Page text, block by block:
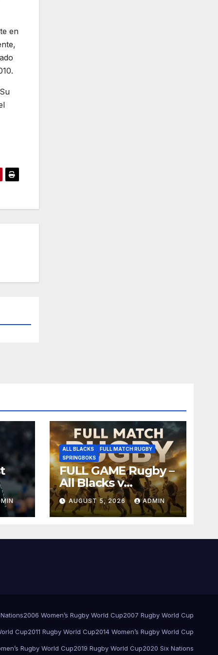
en
ALL BLACKS
FULL MATCH RUGBY
SPRINGBOKS
FULL GAME Rugby –
All Blacks v
Springboks – 1996 –
Pretoria
AUGUST 5, 2026 ADMIN
2006 Women’s Rugby World Cup2007 Rugby World Cup
Cup2011 Rugby World Cup2014 Women’s Rugby World Cup
Rugby World Cup2019 Rugby World Cup2020 Six Nations